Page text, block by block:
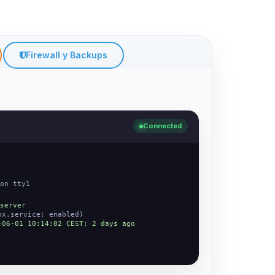
Firewall y Backups
Connected
on tty1
enabled)
01 10:14:02 CEST; 2 days ago